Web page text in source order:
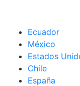
Ecuador
México
Estados
Chile
España